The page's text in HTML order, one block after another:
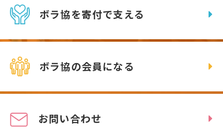
ボラ協を寄付で支える
ボラ協の会員になる
お問い合わせ